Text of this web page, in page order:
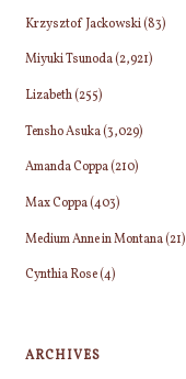
Krzysztof Jackowski(83)
Miyuki Tsunoda(2,921)
Lizabeth(255)
Tensho Asuka(3,029)
Amanda Coppa(210)
Max Coppa(403)
Medium Anne in Montana(21)
Cynthia Rose(4)
ARCHIVES